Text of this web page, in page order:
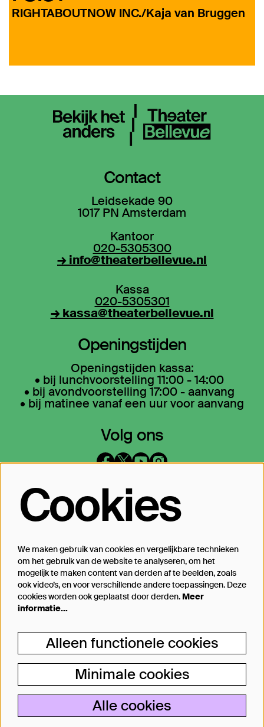
RIGHTABOUTNOW INC./Kaja van Bruggen
Contact
Leidsekade 90
1017 PN Amsterdam
Kantoor
020-5305300
→ info@theaterbellevue.nl
Kassa
020-5305301
→ kassa@theaterbellevue.nl
Openingstijden
Openingstijden kassa:
• bij lunchvoorstelling 11:00 - 14:00
• bij avondvoorstelling 17:00 - aanvang
• bij matinee vanaf een uur voor aanvang
Volg ons
Op de hoogte blijven?
Inschrijven
Steun Theater Bellevue
Je kunt Theater Bellevue ook steunen, van
een kleine donatie bij aankoop van jouw
kaartje tot aan particulier producent.
Lees meer
Cookies
We maken gebruik van cookies en vergelijkbare technieken
om het gebruik van de website te analyseren, om het
mogelijk te maken content van derden af te beelden, zoals
ook video’s, en voor verschillende andere toepassingen. Deze
cookies worden ook geplaatst door derden. Meer
informatie…
Alleen functionele cookies
Minimale cookies
Alle cookies